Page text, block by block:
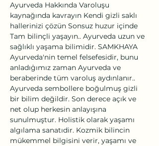
Ayurveda Hakkında Varoluşu
kaynağında kavrayın Kendi gizli saklı
hallerinizi çözün Sonsuz huzur içinde
Tam bilinçli yaşayın.. Ayurveda uzun ve
sağlıklı yaşama bilimidir. SAMKHAYA
Ayurveda'nin temel felsefesidir, bunu
anladıģımız zaman Ayurveda ve
beraberinde tüm varoluş aydınlanır..
Ayurveda sembollere boğulmuş gizli
bir bilim değildir. Son derece açık ve
net olup herkesin anlayışına
sunulmuştur. Holistik olarak yaşamı
algılama sanatıdir. Kozmik bilincin
mükemmel bilgisini verir, yaşamı ve